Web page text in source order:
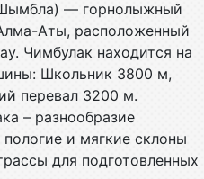
— горнолыжный
Аты, расположенный
Чимбулак находится на
Школьник 3800 м,
перевал 3200 м.
– разнообразие
и мягкие склоны
для подготовленных